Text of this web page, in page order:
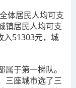
体居民人均可支
镇居民人均可支
入51303元，城
于第一梯队。
三座城市选了三